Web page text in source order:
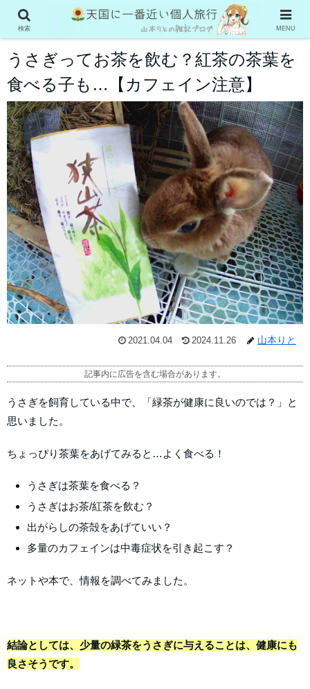
お役立ち情報
うさぎってお茶を飲む？紅茶の茶葉を
食べる子も…【カフェイン注意】
2021.04.04 2024.11.26 山本りと
記事内に広告を含む場合があります。
うさぎを飼育している中で、「緑茶が健康に良いのでは？」と
思いました。
ちょっぴり茶葉をあげてみると…よく食べる！
うさぎは茶葉を食べる？
うさぎはお茶/紅茶を飲む？
出がらしの茶殻をあげていい？
多量のカフェインは中毒症状を引き起こす？
ネットや本で、情報を調べてみました。
結論としては、少量の緑茶をうさぎに与えることは、健康にも
良さそうです。
検索 MENU